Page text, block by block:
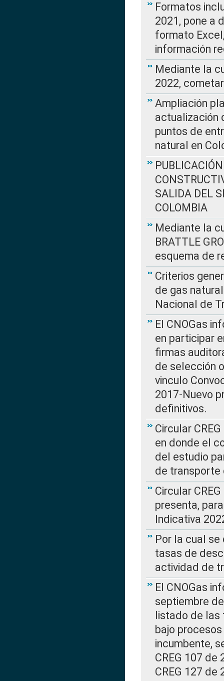
Formatos
2021, pone a
formato
información
Mediante la
2022,
Ampliación
actualización
puntos de
natural en
SALIDA DEL
COLOMBIA
Mediante la
BRATTLE
esquema de
Criterios
de gas
Nacional de
El CNOGas
en participar
firmas
de selección
vinculo
2017-Nuevo
definitivos.
Circular
en donde el
del estudio
de transporte
Circular
presenta,
Indicativa
Por la cual
tasas de
actividad de
El CNOGas
septiembre
listado de las
bajo
incumbente,
CREG 107
CREG 127 de